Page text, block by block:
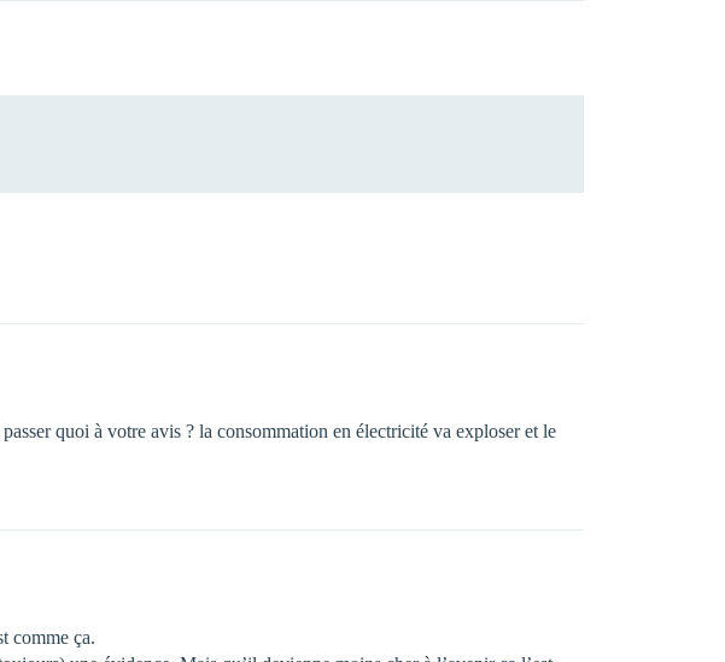
quoi à votre avis ? la consommation en électricité va exploser et le
comme ça.